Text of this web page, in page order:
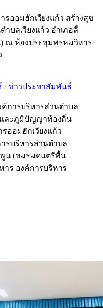
/ ข่าวประชาสัมพันธ์
การบริหารส่วนตำบล
และภูมิปัญญาท้องถิ่น
ออมฮักเวียงแก้ว
รบริหารส่วนตำบล
พูน (ชมรมดนตรีพื้น
ร องค์การบริหาร